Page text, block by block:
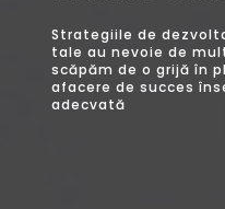
Strategiile de
tale au nevoie de
scăpăm de o grijă în
afacere de succes
adecvată